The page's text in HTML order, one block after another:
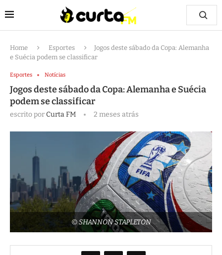
Home Esportes
Jogos deste sábado da Copa: Alemanha
e Suécia podem se classificar
Esportes Notícias
Jogos deste sábado da Copa: Alemanha e Suécia
podem se classificar
escrito porCurta FM 2 meses atrás
© SHANNON STAPLETON